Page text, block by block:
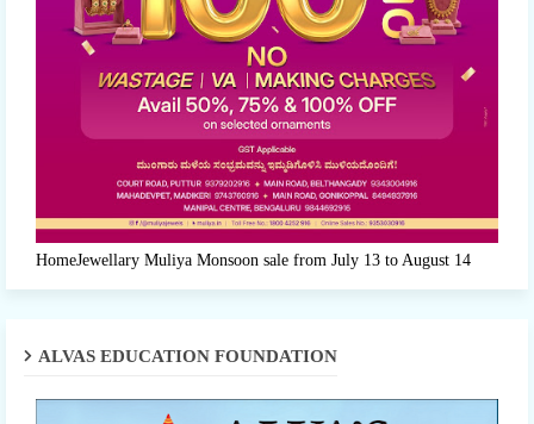
HomeJewellary Muliya Monsoon sale from July 13 to August 14
ALVAS EDUCATION FOUNDATION